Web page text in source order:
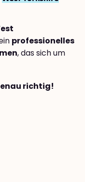
professionelles
, das sich um
richtig!